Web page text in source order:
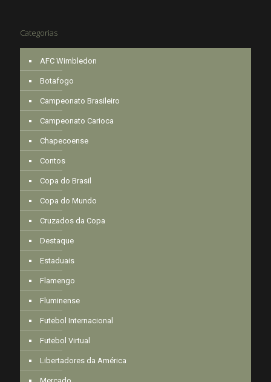
Categorias
AFC Wimbledon
Botafogo
Campeonato Brasileiro
Campeonato Carioca
Chapecoense
Contos
Copa do Brasil
Copa do Mundo
Cruzados da Copa
Destaque
Estaduais
Flamengo
Fluminense
Futebol Internacional
Futebol Virtual
Libertadores da América